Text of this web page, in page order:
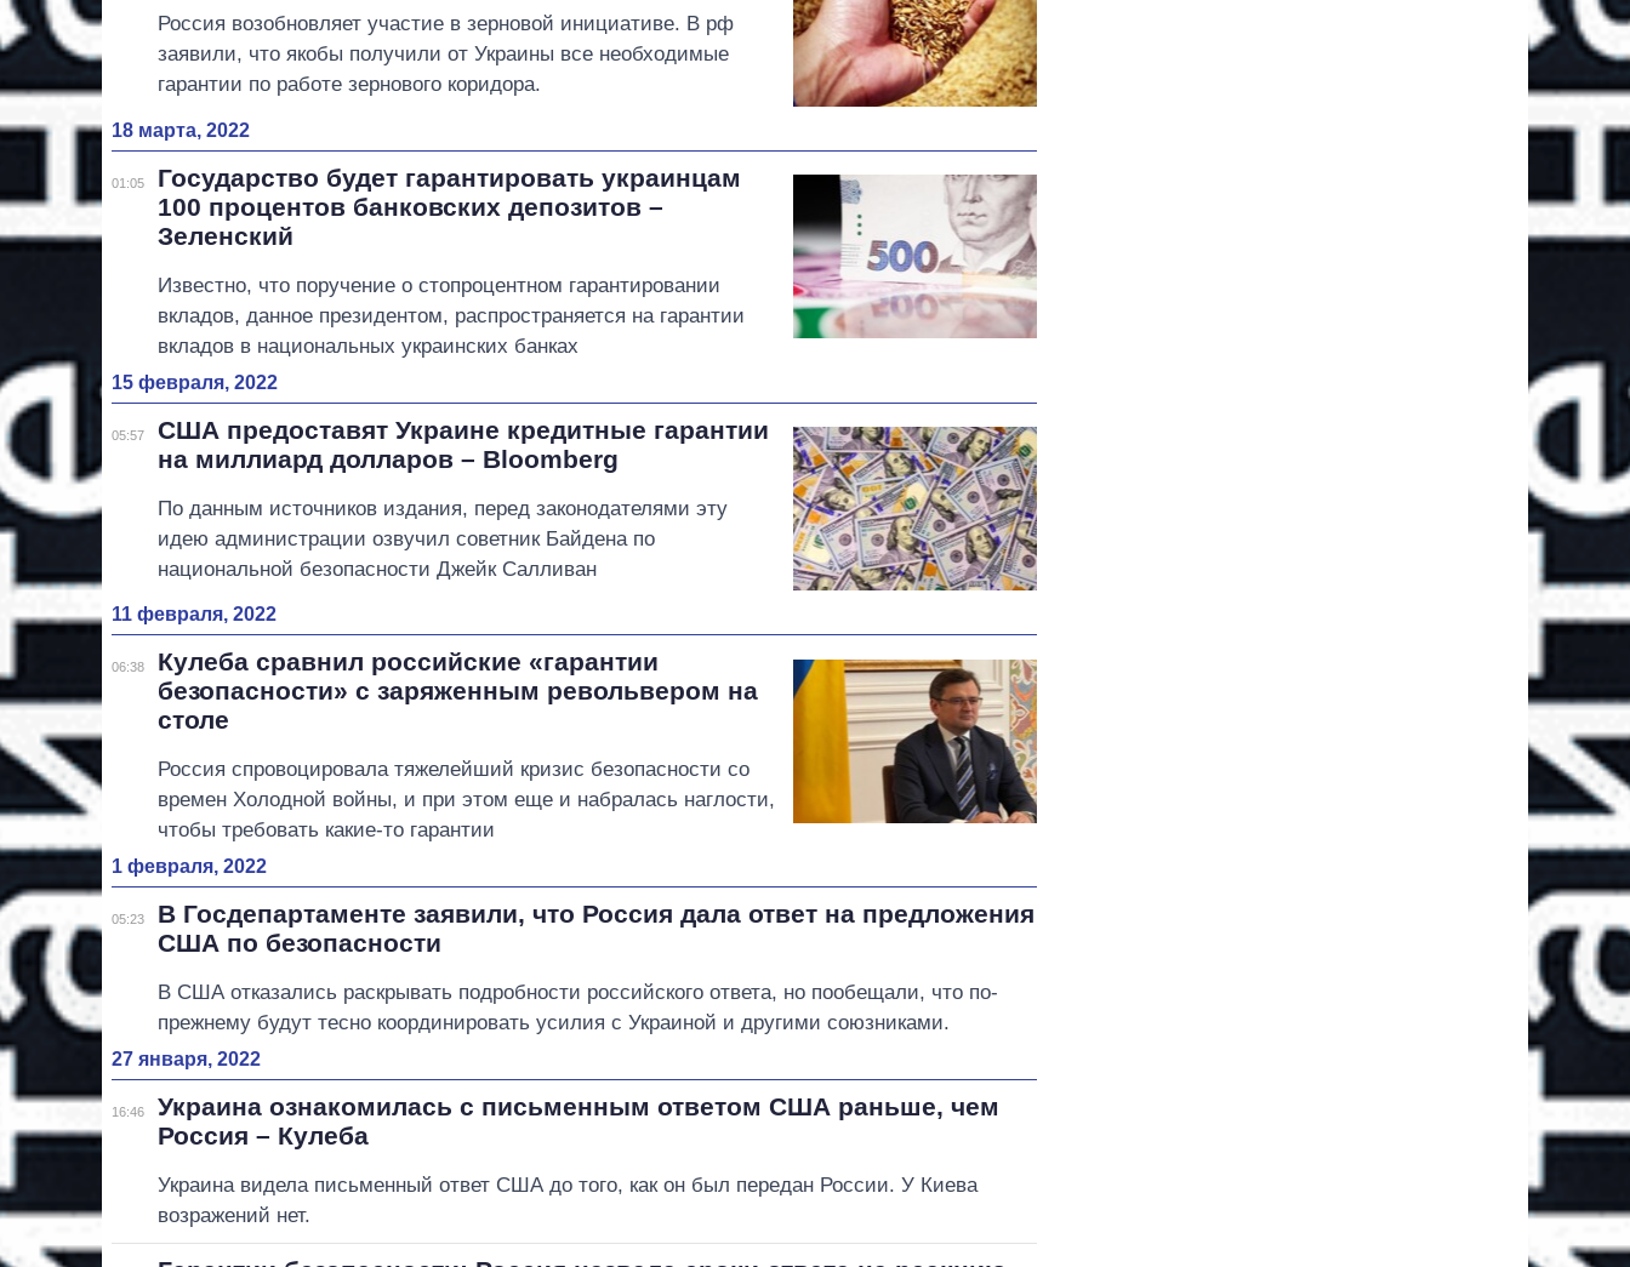
Россия возобновляет участие в зерновой инициативе. В рф
заявили, что якобы получили от Украины все необходимые
гарантии по работе зернового коридора.
18 марта, 2022
01:05
Государство будет гарантировать украинцам
100 процентов банковских депозитов –
Зеленский
Известно, что поручение о стопроцентном гарантировании
вкладов, данное президентом, распространяется на гарантии
вкладов в национальных украинских банках
15 февраля, 2022
05:57
США предоставят Украине кредитные гарантии
на миллиард долларов – Bloomberg
По данным источников издания, перед законодателями эту
идею администрации озвучил советник Байдена по
национальной безопасности Джейк Салливан
11 февраля, 2022
06:38
Кулеба сравнил российские «гарантии
безопасности» с заряженным револьвером на
столе
Россия спровоцировала тяжелейший кризис безопасности со
времен Холодной войны, и при этом еще и набралась наглости,
чтобы требовать какие-то гарантии
1 февраля, 2022
05:23
В Госдепартаменте заявили, что Россия дала ответ на предложения
США по безопасности
В США отказались раскрывать подробности российского ответа, но пообещали, что по-
прежнему будут тесно координировать усилия с Украиной и другими союзниками.
27 января, 2022
16:46
Украина ознакомилась с письменным ответом США раньше, чем
Россия – Кулеба
Украина видела письменный ответ США до того, как он был передан России. У Киева
возражений нет.